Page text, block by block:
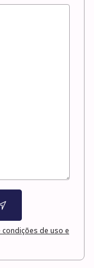
condições de uso e